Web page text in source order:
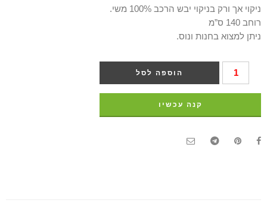
ניקוי אך ורק בניקוי יבש הרכב 100% משי.
רוחב 140 ס”מ
ניתן למצוא בחנות ונוס.
הוספה לסל
קנה עכשיו